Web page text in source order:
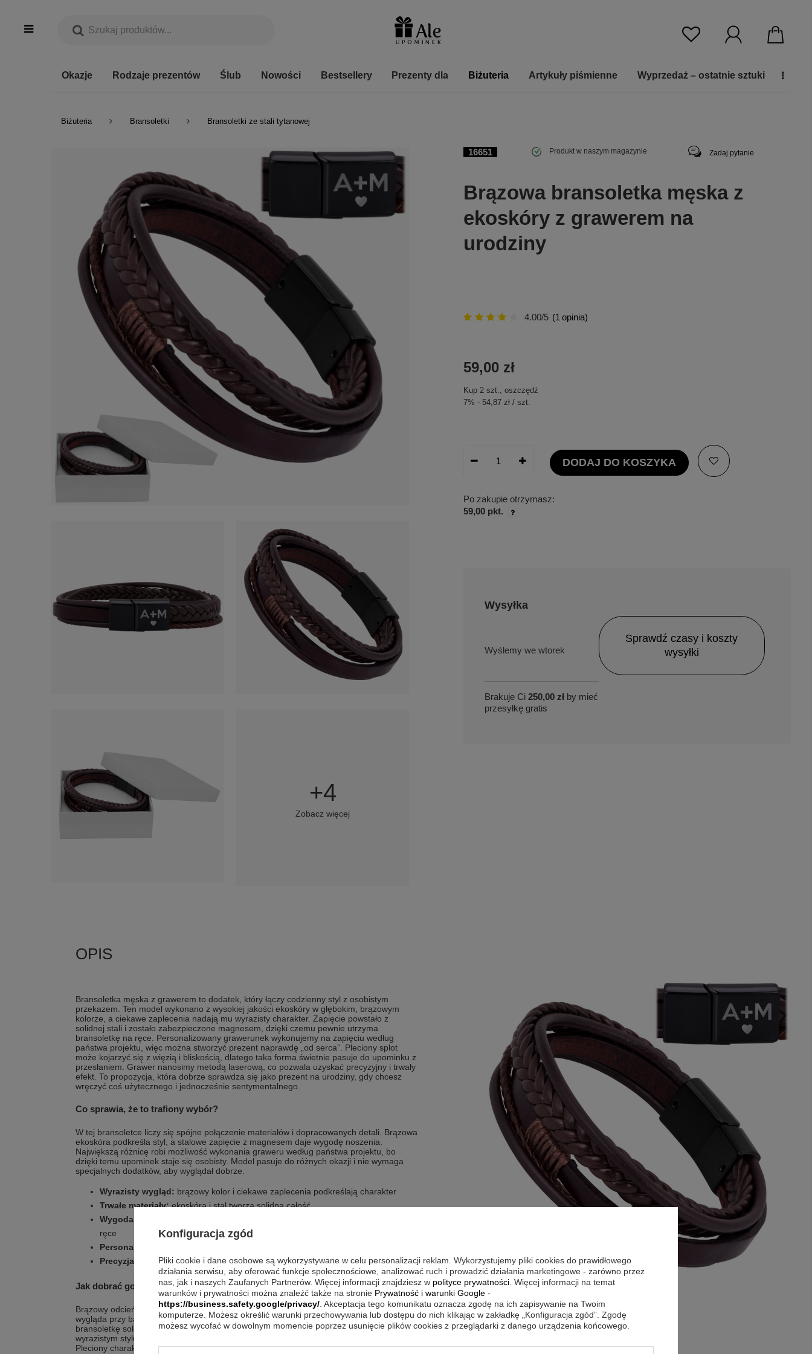
Okazje Rodzaje prezentów Ślub Nowości Bestsellery Prezenty dla Biżuteria Artykuły piśmienne Wyprzedaż – ostatnie sztuki
Biżuteria Bransoletki Bransoletki ze stali tytanowej
+4
Zobacz więcej
16651 Produkt w naszym magazynie Zadaj pytanie
Brązowa bransoletka męska z
ekoskóry z grawerem na
urodziny
4.00/5 (1 opinia)
59,00 zł
Kup 2 szt., oszczędź
7% - 54,87 zł / szt.
DODAJ DO KOSZYKA
Po zakupie otrzymasz:
59,00 pkt.
Wysyłka
we wtorek
Brakuje Ci 250,00 zł by mieć
przesyłkę gratis
Sprawdź czasy i koszty
wysyłki
Bransoletka męska z grawerem to dodatek, który łączy codzienny styl z osobistym
przekazem. Ten model wykonano z wysokiej jakości ekoskóry w głębokim, brązowym
kolorze, a ciekawe zaplecenia nadają mu wyrazisty charakter. Zapięcie powstało z
solidnej stali i zostało zabezpieczone magnesem, dzięki czemu pewnie utrzyma
bransoletkę na ręce. Personalizowany grawerunek wykonujemy na zapięciu według
państwa projektu, więc można stworzyć prezent naprawdę „od serca”. Pleciony splot
może kojarzyć się z więzią i bliskością, dlatego taka forma świetnie pasuje do upominku z
przesłaniem. Grawer nanosimy metodą laserową, co pozwala uzyskać precyzyjny i trwały
efekt. To propozycja, która dobrze sprawdza się jako prezent na urodziny, gdy chcesz
wręczyć coś użytecznego i jednocześnie sentymentalnego.
Co sprawia, że to trafiony wybór?
W tej bransoletce liczy się spójne połączenie materiałów i dopracowanych detali. Brązowa
ekoskóra podkreśla styl, a stalowe zapięcie z magnesem daje wygodę noszenia.
Największą różnicę robi możliwość wykonania graweru według państwa projektu, bo
dzięki temu upominek staje się osobisty. Model pasuje do różnych okazji i nie wymaga
specjalnych dodatków, aby wyglądał dobrze.
Wyrazisty wygląd: brązowy kolor i ciekawe zaplecenia podkreślają charakter
Trwałe materiały:ekoskóra i stal tworzą solidną całość
Wygoda:
ręce
Personalizacja:
Precyzja wykonania:grawerunek nanosimy metodą laserową
Jak dobrać go do okazji?
Brązowy odcień dobrze współgra z codziennymi stylizacjami, ale równie naturalnie
wygląda przy bardziej eleganckim ubiorze. Jeśli chcesz uzyskać dyskretny efekt, noś
bransoletkę solo jako jeden mocny akcent na nadgarstku. Gdy zależy Ci na bardziej
wyrazistym stylu, możesz zestawić ją z innymi dodatkami, dbając o spójność kolorów.
Pleciony charakter sprawia, że bransoletka nie wygląda „płasko” i przyciąga wzrok bez
Konfiguracja zgód
Pliki cookie i dane osobowe są wykorzystywane w celu personalizacji reklam. Wykorzystujemy pliki cookies do prawidłowego
działania serwisu, aby oferować funkcje społecznościowe, analizować ruch i prowadzić działania marketingowe - zarówno przez
nas, jak i naszych Zaufanych Partnerów. Więcej informacji znajdziesz w polityce prywatności . Więcej informacji na temat
warunków i prywatności można znaleźć także na stronie Prywatność i warunki Google -
https://business.safety.google/privacy/ . Akceptacja tego komunikatu oznacza zgodę na ich zapisywanie na Twoim
komputerze. Możesz określić warunki przechowywania lub dostępu do nich klikając w zakładkę „Konfiguracja zgód”. Zgodę
możesz wycofać w dowolnym momencie poprzez usunięcie plików cookies z przeglądarki z danego urządzenia końcowego.